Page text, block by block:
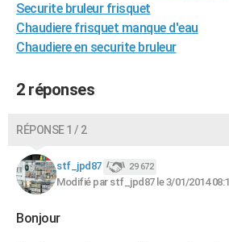
Bricolage
Lifestyle
Culture
Sport
Auto
Television
Voyage
Cinema
Securite bruleur frisquet
Chaudiere frisquet manque d'eau
Chaudiere en securite bruleur
2 réponses
RÉPONSE 1 / 2
stf_jpd87 29 672
Modifié par stf_jpd87 le 3/01/2014
Bonjour